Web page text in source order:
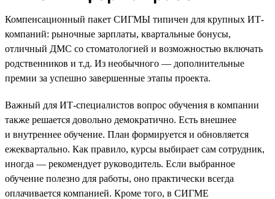
Компенсационный пакет СИГМЫ типичен для крупных ИТ-
компаний: рыночные зарплаты, квартальные бонусы,
отличный ДМС со стоматологией и возможностью включать
родственников и т.д. Из необычного — дополнительные
премии за успешно завершенные этапы проекта.
Важный для ИТ-специалистов вопрос обучения в компании
также решается довольно демократично. Есть внешнее
и внутреннее обучение. План формируется и обновляется
ежеквартально. Как правило, курсы выбирает сам сотрудник,
иногда — рекомендует руководитель. Если выбранное
обучение полезно для работы, оно практически всегда
оплачивается компанией. Кроме того, в СИГМЕ